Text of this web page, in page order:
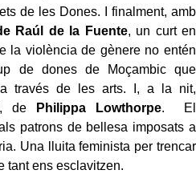
de les Dones. I finalment, amb
Raúl de la Fuente, un curt en
la violència de gènere no entén
de dones de Moçambic que
a través de les arts. I, a la nit,
de Philippa Lowthorpe. El
patrons de bellesa imposats a
Una lluita feminista per trencar
tant ens esclavitzen.